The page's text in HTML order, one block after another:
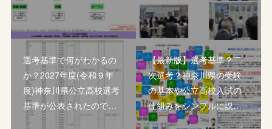
選考基準で何がわかるの
か？2027年度(令和９年
度)神奈川県公立高校選考
基準が公表されたので…
【最新版】選考基準？二
次選考？神奈川県の受験
の基本や公立高校入試の
仕組みをシンプルに説…